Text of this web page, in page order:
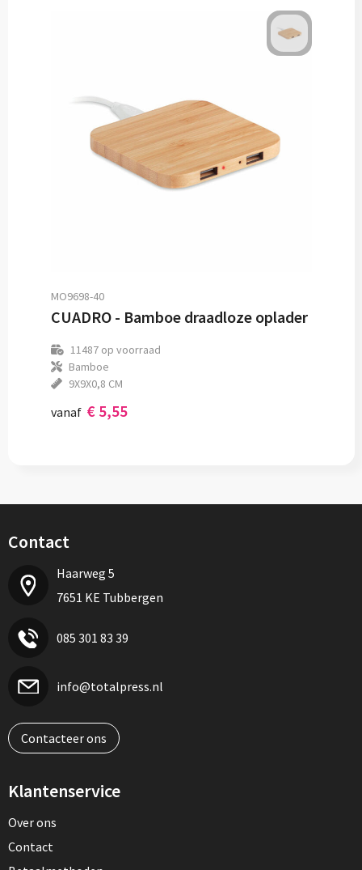
MO9698-40
CUADRO - Bamboe draadloze oplader
11487op voorraad
Bamboe
9X9X0,8 CM
vanaf € 5,55
Contact
Haarweg 5
7651 KE Tubbergen
085 301 83 39
info@totalpress.nl
Contacteer ons
Klantenservice
Over ons
Contact